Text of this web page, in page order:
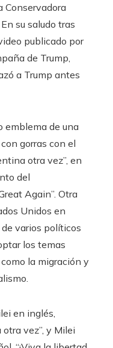
Conservadora
su saludo tras
publicado por
de Trump,
a Trump antes
emblema de una
gorras con el
otra vez”, en
del
Again”. Otra
Unidos en
varios políticos
los temas
la migración y
en inglés,
vez”, y Milei